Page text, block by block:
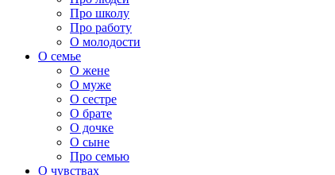
Про школу
Про работу
О молодости
О семье
О жене
О муже
О сестре
О брате
О дочке
О сыне
Про семью
О чувствах